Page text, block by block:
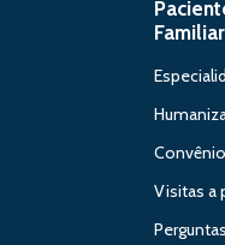
Visitas a